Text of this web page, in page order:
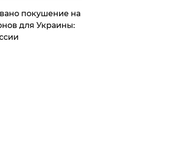
покушение на
для Украины: